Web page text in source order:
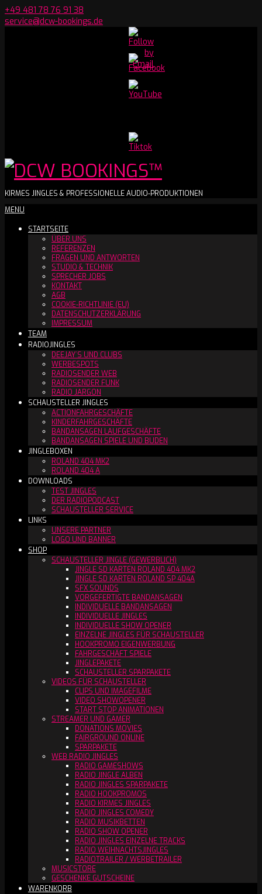
Skip
to
+49 481 78 76 91 38
service@dcw-bookings.de
Youtube
Channel
DCW
BOOKINGS™
KIRMES JINGLES & PROFESSIONELLE AUDIO-PRODUKTIONEN
Secondary
Menu
MENU
STARTSEITE
ÜBER UNS
REFERENZEN
FRAGEN UND ANTWORTEN
STUDIO & TECHNIK
SPRECHER JOBS
KONTAKT
AGB
COOKIE-RICHTLINIE (EU)
DATENSCHUTZERKLÄRUNG
IMPRESSUM
TEAM
RADIOJINGLES
DEEJAY´S UND CLUBS
WERBESPOTS
RADIOSENDER WEB
RADIOSENDER FUNK
RADIO JARGON
SCHAUSTELLER JINGLES
ACTIONFAHRGESCHÄFTE
KINDERFAHRGESCHÄFTE
BANDANSAGEN LAUFGESCHÄFTE
BANDANSAGEN SPIELE UND BUDEN
JINGLEBOXEN
ROLAND 404 MK2
ROLAND 404 A
DOWNLOADS
TEST JINGLES
DER RADIOPODCAST
SCHAUSTELLER SERVICE
LINKS
UNSERE PARTNER
LOGO UND BANNER
SHOP
SCHAUSTELLER JINGLE (GEWERBLICH)
JINGLE SD KARTEN ROLAND 404 MK2
JINGLE SD KARTEN ROLAND SP 404A
SFX SOUNDS
VORGEFERTIGTE BANDANSAGEN
INDIVIDUELLE BANDANSAGEN
INDIVIDUELLE JINGLES
INDIVIDUELLE SHOW OPENER
EINZELNE JINGLES FÜR SCHAUSTELLER
HOOKPROMO EIGENWERBUNG
FAHRGESCHÄFT SPIELE
JINGLEPAKETE
SCHAUSTELLER SPARPAKETE
VIDEOS FÜR SCHAUSTELLER
CLIPS UND IMAGEFILME
VIDEO SHOWOPENER
START STOP ANIMATIONEN
STREAMER UND GAMER
DONATIONS MOVIES
FAIRGROUND ONLINE
SPARPAKETE
WEB RADIO JINGLES
RADIO GAMESHOWS
RADIO JINGLE ALBEN
RADIO JINGLES SPARPAKETE
RADIO HOOKPROMOS
RADIO KIRMES JINGLES
RADIO JINGLES COMEDY
RADIO MUSIKBETTEN
RADIO SHOW OPENER
RADIO JINGLES EINZELNE TRACKS
RADIO WEIHNACHTSJINGLES
RADIOTRAILER / WERBETRAILER
MUSICSTORE
GESCHENKE GUTSCHEINE
WARENKORB